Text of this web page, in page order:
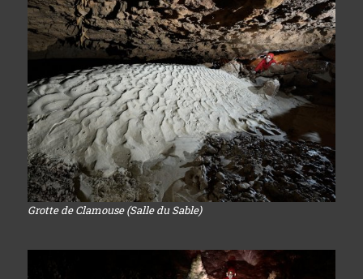
Grotte de Clamouse (Salle du Sable)